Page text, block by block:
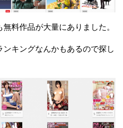
料作品が大量にありました。
ンキングなんかもあるので探し